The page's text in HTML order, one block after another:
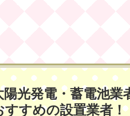
ーカー光発電・蓄電池
すすめの設置業者！